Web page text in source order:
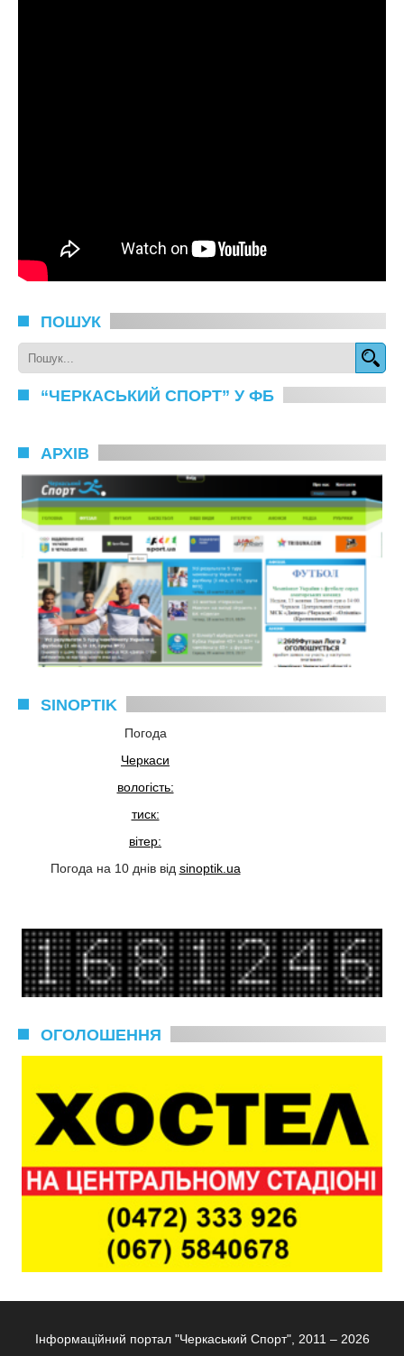
ПОШУК
“ЧЕРКАСЬКИЙ СПОРТ” У ФБ
АРХІВ
SINOPTIK
Погода
Черкаси
вологість:
тиск:
вітер:
Погода на 10 днів від sinoptik.ua
ОГОЛОШЕННЯ
Інформаційний портал "Черкаський Спорт", 2011 – 2026